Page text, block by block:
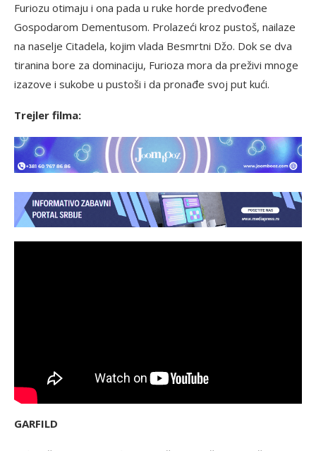
Furiozu otimaju i ona pada u ruke horde predvođene
Gospodarom Dementusom. Prolazeći kroz pustoš, nailaze
na naselje Citadela, kojim vlada Besmrtni Džo. Dok se dva
tiranina bore za dominaciju, Furioza mora da preživi mnoge
izazove i sukobe u pustoši i da pronađe svoj put kući.
Trejler filma:
GARFILD